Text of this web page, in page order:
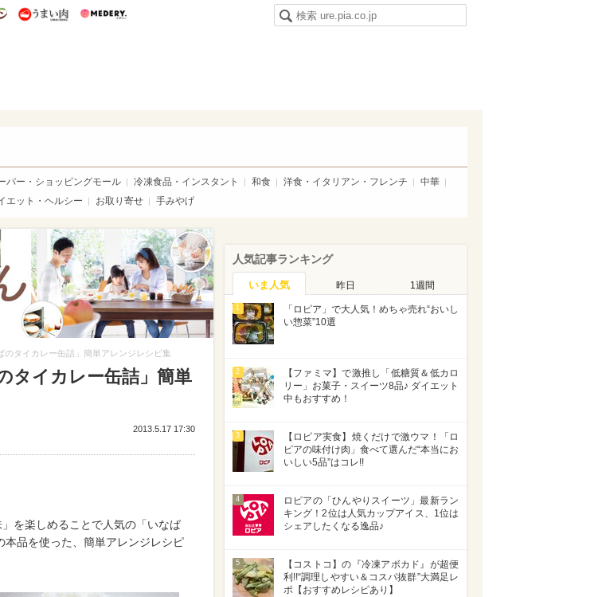
うまいパン うまい肉
パー・ショッピングモール 冷凍食品・インスタント 和食 洋食・イタリアン・フレンチ
中華
エット・ヘルシー お取り寄せ 手みやげ
のタイカレー缶詰」簡単アレンジレシピ集
タイカレー缶詰」簡単
2013.5.17 17:30
を楽しめることで人気の「いなば
品を使った、簡単アレンジレシピ
人気記事ランキング
いま人気 昨日 1週間
1
「ロピア」で大人気！めちゃ売れ“おいし
い惣菜”10選
2
【ファミマ】で激推し「低糖質＆低カロ
リー」お菓子・スイーツ8品♪ ダイエット
中もおすすめ！
3
【ロピア実食】焼くだけで激ウマ！「ロ
ピアの味付け肉」食べて選んだ“本当にお
いしい5品”はコレ!!
4
ロピアの「ひんやりスイーツ」最新ラン
キング！2位は人気カップアイス、1位は
シェアしたくなる逸品♪
5
【コストコ】の『冷凍アボカド』が超便
利!!“調理しやすい＆コスパ抜群”大満足レ
ポ【おすすめレシピあり】